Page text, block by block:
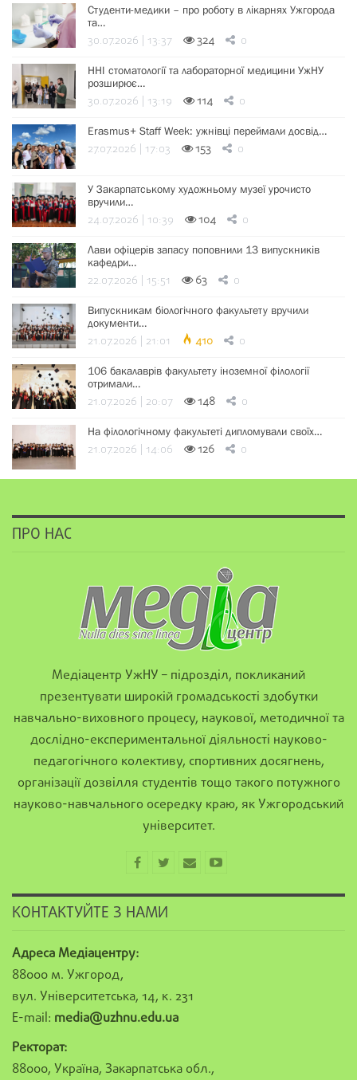
Студенти-медики – про роботу в лікарнях Ужгорода
та…
30.07.2026 | 13:37 324 0
ННІ стоматології та лабораторної медицини УжНУ
розширює…
30.07.2026 | 13:19 114 0
Erasmus+ Staff Week: ужнівці переймали досвід…
27.07.2026 | 17:03 153 0
У Закарпатському художньому музеї урочисто
вручили…
24.07.2026 | 10:39 104 0
Лави офіцерів запасу поповнили 13 випускників
кафедри…
22.07.2026 | 15:51 63 0
Випускникам біологічного факультету вручили
документи…
21.07.2026 | 21:01 410 0
106 бакалаврів факультету іноземної філології
отримали…
21.07.2026 | 20:07 148 0
На філологічному факультеті дипломували своїх…
21.07.2026 | 14:06 126 0
ПРО НАС
Медіацентр УжНУ – підрозділ, покликаний
презентувати широкій громадськості здобутки
навчально-виховного процесу, наукової, методичної та
дослідно-експериментальної діяльності науково-
педагогічного колективу, спортивних досягнень,
організації дозвілля студентів тощо такого потужного
науково-навчального осередку краю, як Ужгородський
університет.
КОНТАКТУЙТЕ З НАМИ
Адреса Медіацентру:
88000 м. Ужгород,
вул. Університетська, 14, к. 231
E-mail: media@uzhnu.edu.ua
Ректорат:
88000, Україна, Закарпатська обл.,